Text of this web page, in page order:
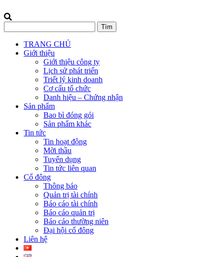
TRANG CHỦ
Giới thiệu
Giới thiệu công ty
Lịch sử phát triển
Triết lý kinh doanh
Cơ cấu tổ chức
Danh hiệu – Chứng nhận
Sản phẩm
Bao bì đóng gói
Sản phẩm khác
Tin tức
Tin hoạt động
Mời thầu
Tuyển dụng
Tin tức liên quan
Cổ đông
Thông báo
Quản trị tài chính
Báo cáo tài chính
Báo cáo quản trị
Báo cáo thường niên
Đại hội cổ đông
Liên hệ